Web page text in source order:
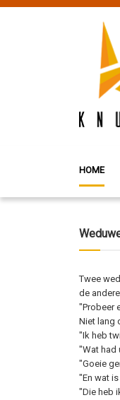
HOME
Twee
de
"Probeer
Niet lang
"Ik heb
"Wat had
"Goeie
"En wat
"Die heb